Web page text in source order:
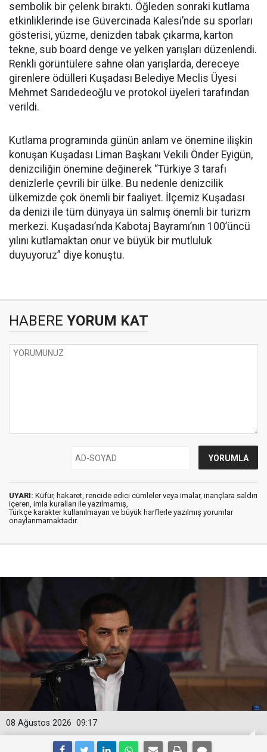
sembolik bir çelenk bıraktı. Öğleden sonraki kutlama
etkinliklerinde ise Güvercinada Kalesi’nde su sporları
gösterisi, yüzme, denizden tabak çıkarma, karton
tekne, sub board denge ve yelken yarışları düzenlendi.
Renkli görüntülere sahne olan yarışlarda, dereceye
girenlere ödülleri Kuşadası Belediye Meclis Üyesi
Mehmet Sarıdedeoğlu ve protokol üyeleri tarafından
verildi.
Kutlama programında günün anlam ve önemine ilişkin
konuşan Kuşadası Liman Başkanı Vekili Önder Eyigün,
denizciliğin önemine değinerek “Türkiye 3 tarafı
denizlerle çevrili bir ülke. Bu nedenle denizcilik
ülkemizde çok önemli bir faaliyet. İlçemiz Kuşadası
da denizi ile tüm dünyaya ün salmış önemli bir turizm
merkezi. Kuşadası’nda Kabotaj Bayramı’nın 100’üncü
yılını kutlamaktan onur ve büyük bir mutluluk
duyuyoruz” diye konuştu.
HABERE YORUM KAT
UYARI: Küfür, hakaret, rencide edici cümleler veya imalar, inançlara saldırı
içeren, imla kuralları ile yazılmamış,
Türkçe karakter kullanılmayan ve büyük harflerle yazılmış yorumlar
onaylanmamaktadır.
09:17
08 Ağustos 2026